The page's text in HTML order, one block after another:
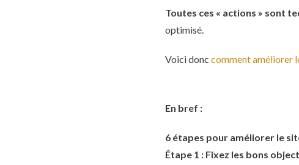
Toutes ces « actions » sont
optimisé.
Voici donc comment améliorer
En bref :
6 étapes pour améliorer le
Étape 1 : Fixez les bons